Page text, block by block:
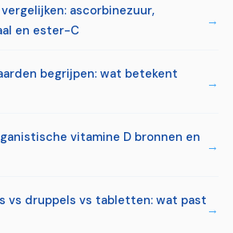
ascorbinezuur,
en ester-C
begrijpen: wat betekent
vitamine D bronnen en
vs druppels vs tabletten: wat past